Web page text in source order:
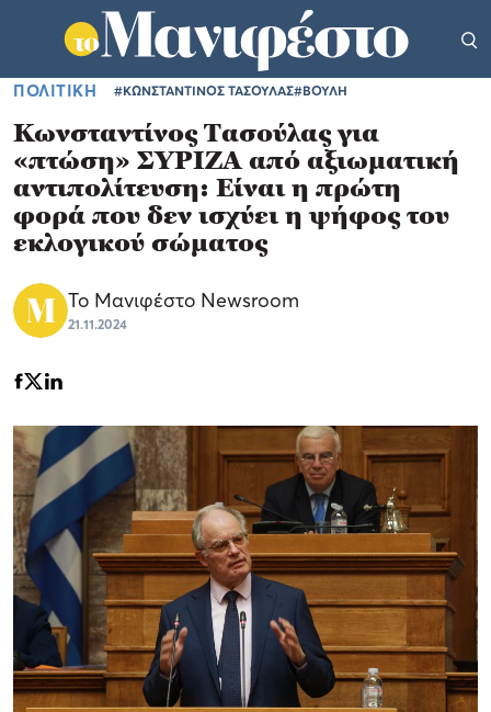
ΠΟΛΙΤΙΚΗ #ΚΩΝΣΤΑΝΤΙΝΟΣ ΤΑΣΟΥΛΑΣ#ΒΟΥΛΗ
Κωνσταντίνος Τασούλας για
«πτώση» ΣΥΡΙΖΑ από αξιωματική
αντιπολίτευση: Είναι η πρώτη
φορά που δεν ισχύει η ψήφος του
εκλογικού σώματος
Το Μανιφέστο Newsroom
21.11.2024